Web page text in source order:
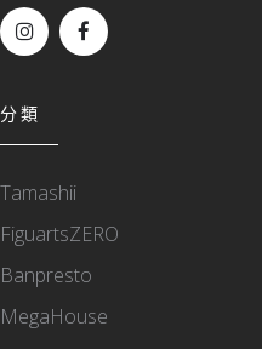
分類
Tamashii
FiguartsZERO
Banpresto
MegaHouse